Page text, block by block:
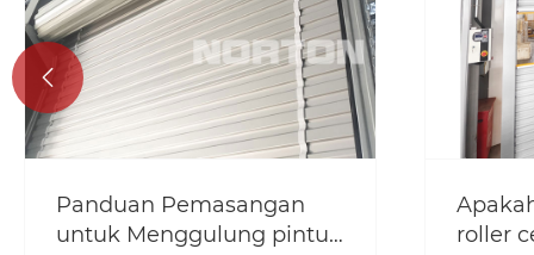
Apakah aplikasi pintu
roller cepat keluli?
